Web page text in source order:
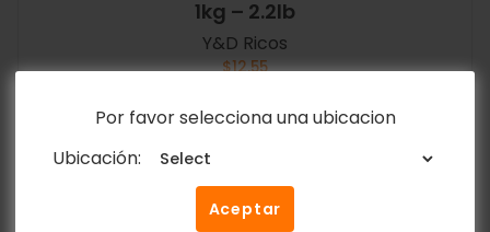
Por favor selecciona una ubicacion
Ubicación:
Aceptar
1kg – 2.2lb
Y&D Ricos
$12.55
Añadir al carrito